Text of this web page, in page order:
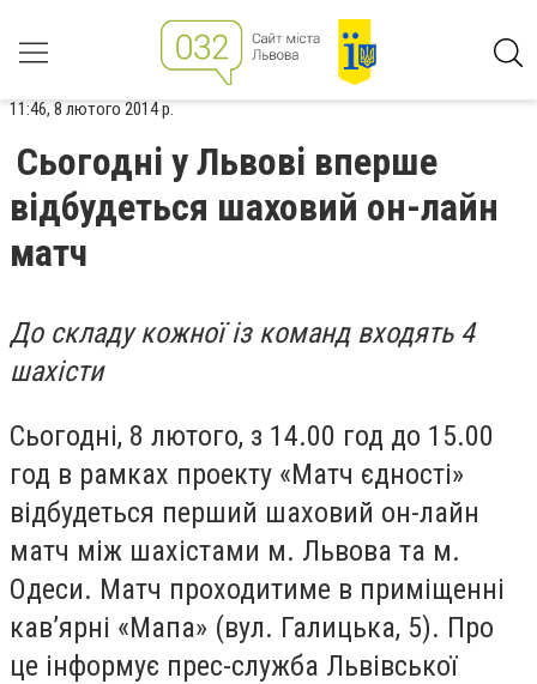
11:46, 8 лютого 2014 р.
Сьогодні у Львові вперше
відбудеться шаховий он-лайн
матч
До складу кожної із команд входять 4
шахісти
Сьогодні, 8 лютого, з 14.00 год до 15.00
год в рамках проекту «Матч єдності»
відбудеться перший шаховий он-лайн
матч між шахістами м. Львова та м.
Одеси. Матч проходитиме в приміщенні
кав’ярні «Мапа» (вул. Галицька, 5). Про
це інформує прес-служба Львівської